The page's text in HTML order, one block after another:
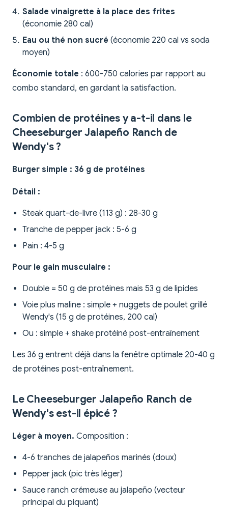
Salade vinaigrette à la place des frites
(économie 280 cal)
Eau ou thé non sucré (économie 220 cal vs soda
moyen)
Économie totale : 600-750 calories par rapport au
combo standard, en gardant la satisfaction.
Combien de protéines y a-t-il dans le
Cheeseburger Jalapeño Ranch de
Wendy's ?
Burger simple : 36 g de protéines
Détail :
Steak quart-de-livre (113 g) : 28-30 g
Tranche de pepper jack : 5-6 g
Pain : 4-5 g
Pour le gain musculaire :
Double = 50 g de protéines mais 53 g de lipides
Voie plus maline : simple + nuggets de poulet grillé
Wendy's (15 g de protéines, 200 cal)
Ou : simple + shake protéiné post-entraînement
Les 36 g entrent déjà dans la fenêtre optimale 20-40 g
de protéines post-entraînement.
Le Cheeseburger Jalapeño Ranch de
Wendy's est-il épicé ?
Léger à moyen. Composition :
4-6 tranches de jalapeños marinés (doux)
Pepper jack (pic très léger)
Sauce ranch crémeuse au jalapeño (vecteur
principal du piquant)